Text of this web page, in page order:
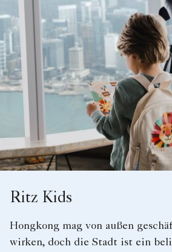
Ritz Kids
Hongkong mag von außen
wirken, doch die Stadt ist ein